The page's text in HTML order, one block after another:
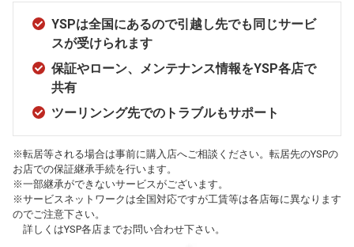
YSPは全国にあるので引越し先でも同じサービ
スが受けられます
保証やローン、メンテナンス情報をYSP各店で
共有
ツーリンング先でのトラブルもサポート
※転居等される場合は事前に購入店へご相談ください。転居先のYSPの
お店での保証継承手続を行います。
※一部継承ができないサービスがございます。
※サービスネットワークは全国対応ですが工賃等は各店毎に異なります
のでご注意下さい。
詳しくはYSP各店までお問い合わせ下さい。